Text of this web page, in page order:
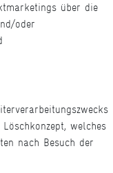
über die
oder
welches
nach Besuch der